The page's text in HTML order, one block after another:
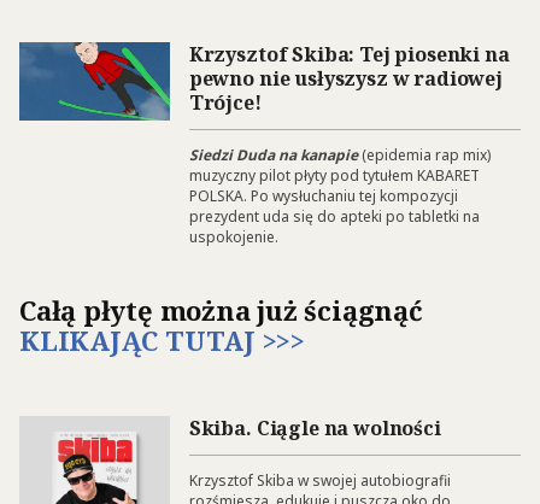
Krzysztof Skiba: Tej piosenki na
pewno nie usłyszysz w radiowej
Trójce!
Siedzi Duda na kanapie (epidemia rap mix)
muzyczny pilot płyty pod tytułem KABARET
POLSKA. Po wysłuchaniu tej kompozycji
prezydent uda się do apteki po tabletki na
uspokojenie.
Całą płytę można już ściągnąć
KLIKAJĄC TUTAJ >>>
Skiba. Ciągle na wolności
Krzysztof Skiba w swojej autobiografii